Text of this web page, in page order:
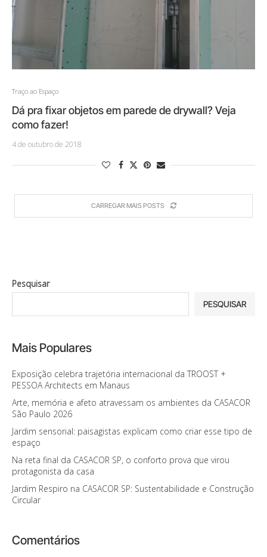
Traço ao Espaço
Dá pra fixar objetos em parede de drywall? Veja
como fazer!
4 de outubro de 2018
CARREGAR MAIS POSTS
Pesquisar
PESQUISAR
Mais Populares
Exposição celebra trajetória internacional da TROOST +
PESSOA Architects em Manaus
Arte, memória e afeto atravessam os ambientes da CASACOR
São Paulo 2026
Jardim sensorial: paisagistas explicam como criar esse tipo de
espaço
Na reta final da CASACOR SP, o conforto prova que virou
protagonista da casa
Jardim Respiro na CASACOR SP: Sustentabilidade e Construção
Circular
Comentários